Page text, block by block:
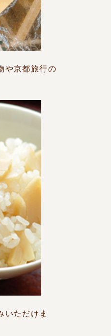
や京都旅行の
いただけま